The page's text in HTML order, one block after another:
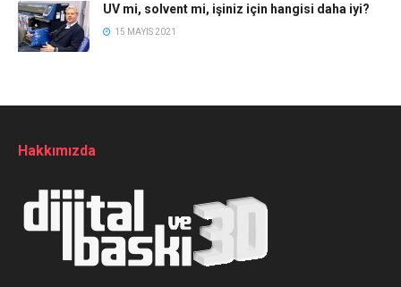
UV mi, solvent mi, işiniz için hangisi daha iyi?
15 MAYIS 2021
Hakkımızda